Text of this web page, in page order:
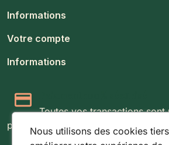
Informations
Votre compte
Informations
Toutes vos transactions
protocole SSL 256 bits.
Nous utilisons des cookies